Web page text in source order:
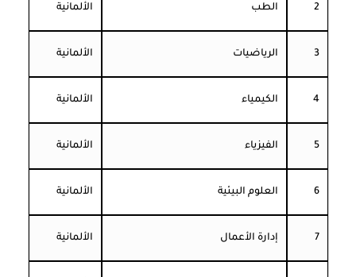
2 الطب الألمانية
3 الرياضيات الألمانية
4 الكيمياء الألمانية
5 الفيزياء الألمانية
6 العلوم البيئية الألمانية
7 إدارة الأعمال الألمانية